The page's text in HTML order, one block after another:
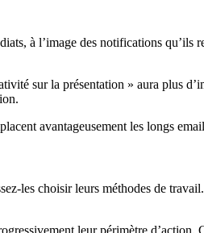
à l’image des notifications qu’ils
sur la présentation » aura plus
avantageusement les longs
les choisir leurs méthodes de